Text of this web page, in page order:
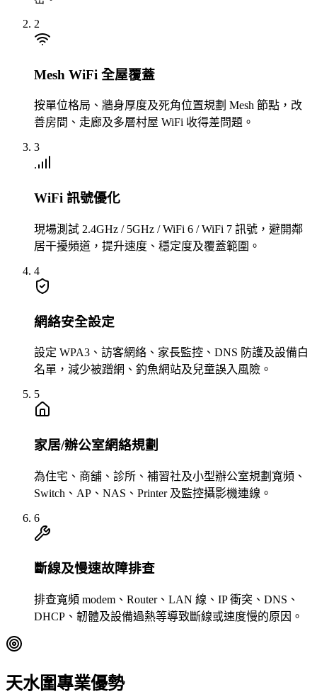
2
Mesh WiFi 全屋覆蓋
按單位格局、牆身厚度及死角位置規劃 Mesh 節點，改
善房間、走廊及多層村屋 WiFi 收得差問題。
3
WiFi 訊號優化
現場測試 2.4GHz / 5GHz / WiFi 6 / WiFi 7 訊號，避開鄰
居干擾頻道，提升速度、穩定度及覆蓋範圍。
4
網絡安全設定
設定 WPA3、訪客網絡、家長監控、DNS 防護及設備白
名單，減少被蹭網、釣魚網站及兒童誤入風險。
5
家居/辦公室網絡規劃
為住宅、商舖、診所、補習社及小型辦公室規劃寬頻、
Switch、AP、NAS、Printer 及監控攝影機連線。
6
斷線及慢速故障排查
排查寬頻 modem、Router、LAN 線、IP 衝突、DNS、
DHCP、韌體及設備過熱等導致斷線或速度慢的原因。
天水圍專業優勢